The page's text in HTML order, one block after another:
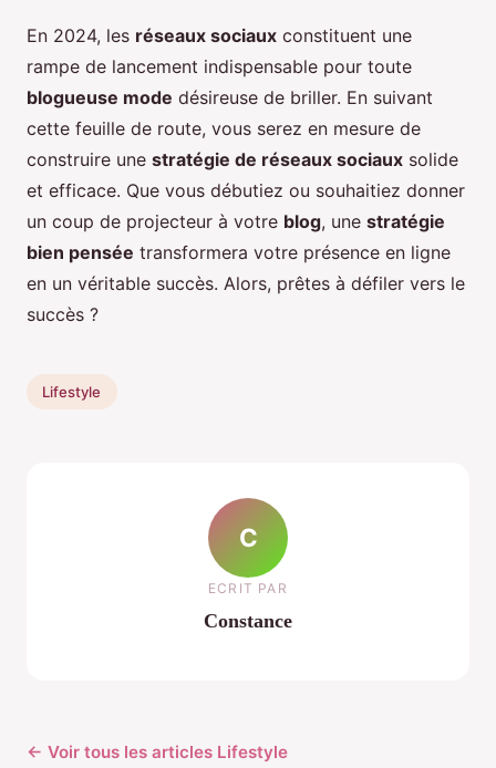
En 2024, les réseaux sociaux constituent une
rampe de lancement indispensable pour toute
blogueuse mode désireuse de briller. En suivant
cette feuille de route, vous serez en mesure de
construire une stratégie de réseaux sociaux solide
et efficace. Que vous débutiez ou souhaitiez donner
un coup de projecteur à votre blog, une stratégie
bien pensée transformera votre présence en ligne
en un véritable succès. Alors, prêtes à défiler vers le
succès ?
Lifestyle
C
ECRIT PAR
Constance
← Voir tous les articles Lifestyle